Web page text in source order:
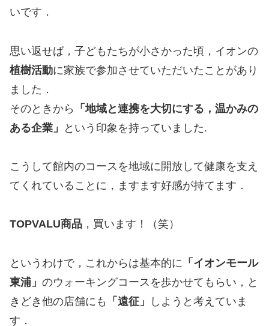
いです．
思い返せば，子どもたちが小さかった頃，イオンの
植樹活動に家族で参加させていただいたことがあり
ました．
そのときから
「地域と連携を大切にする，温かみの
ある企業」
という印象を持っていました.
こうして館内のコースを地域に開放して健康を支え
てくれていることに，ますます好感が持てます．
TOPVALU商品 ，買います！（笑）
というわけで，これからは基本的に 「イオンモール
東浦」 のウォーキングコースを歩かせてもらい，と
きどき他の店舗にも
「遠征」
しようと考えていま
す．